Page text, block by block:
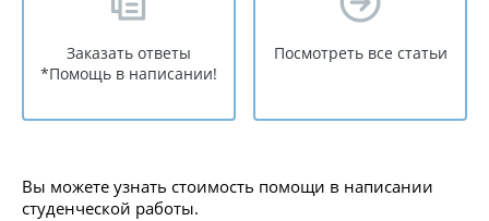
Заказать ответы
*Помощь в написании!
Посмотреть все статьи
Вы можете узнать стоимость помощи в написании
студенческой работы.